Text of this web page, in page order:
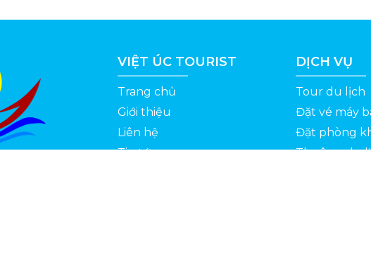
VIỆT ÚC TOURIST
Trang chủ
Giới thiệu
Liên hệ
Tin tức
DỊCH VỤ
Tour du lịch
Đặt vé máy
Đặt phòng
Thuê xe du